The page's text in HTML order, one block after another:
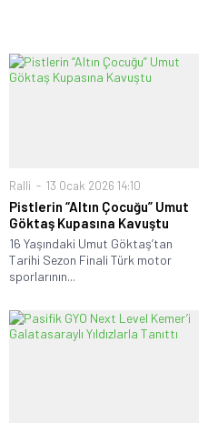
Ralli 13 Ocak 2026 14:10
Pistlerin “Altın Çocuğu” Umut
Göktaş Kupasına Kavuştu
16 Yaşındaki Umut Göktaş’tan
Tarihi Sezon Finali Türk motor
sporlarının...